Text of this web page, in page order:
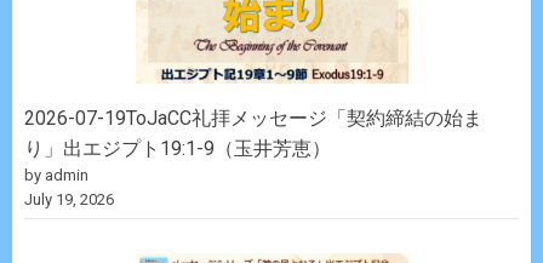
2026-07-19ToJaCC礼拝メッセージ「契約締結の始ま
り」出エジプト19:1-9（玉井芳恵）
by admin
July 19, 2026